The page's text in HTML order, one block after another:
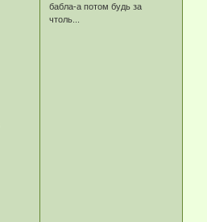
бабла-а потом будь за
чтоль...